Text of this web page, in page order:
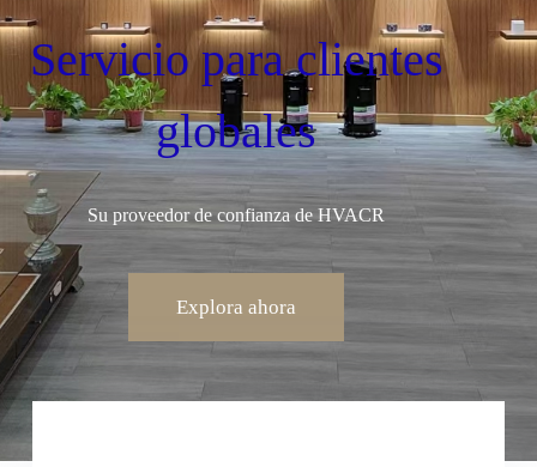
Servicio para clientes
globales
Su proveedor de confianza de HVACR
Explora ahora